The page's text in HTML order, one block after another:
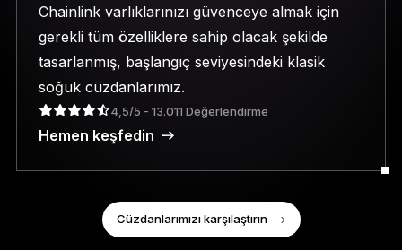
Chainlink varlıklarınızı güvenceye almak için
gerekli tüm özelliklere sahip olacak şekilde
tasarlanmış, başlangıç seviyesindeki klasik
soğuk cüzdanlarımız.
4,5/5 - 13.011 Değerlendirme
Hemen keşfedin
Cüzdanlarımızı karşılaştırın